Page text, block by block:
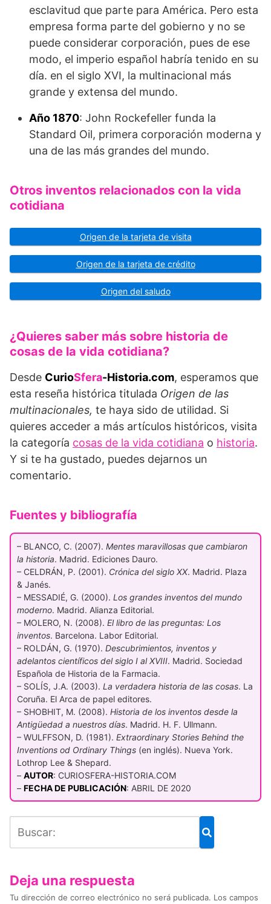
esclavitud que parte para América. Pero esta
empresa forma parte del gobierno y no se
puede considerar corporación, pues de ese
modo, el imperio español habría tenido en su
día. en el siglo XVI, la multinacional más
grande y extensa del mundo.
Año 1870: John Rockefeller funda la
Standard Oil, primera corporación moderna y
una de las más gran­des del mundo.
Otros inventos relacionados con la vida
cotidiana
Origen de la tarjeta de visita
Origen de la tarjeta de crédito
Origen del saludo
¿Quieres saber más sobre historia de
cosas de la vida cotidiana?
Desde CurioSfera-Historia.com, esperamos que
esta reseña histórica titulada Origen de las
multinacionales, te haya sido de utilidad. Si
quieres acceder a más artículos históricos, visita
la categoría cosas de la vida cotidiana o historia.
Y si te ha gustado, puedes dejarnos un
comentario.
Fuentes y bibliografía
– BLANCO, C. (2007). Mentes maravillosas que cambiaron
la historia. Madrid. Ediciones Dauro.
– CELDRÁN, P. (2001). Crónica del siglo XX. Madrid. Plaza
& Janés.
– MESSADIÉ, G. (2000). Los grandes inventos del mundo
moderno. Madrid. Alianza Editorial.
– MOLERO, N. (2008). El libro de las preguntas: Los
inventos. Barcelona. Labor Editorial.
– ROLDÁN, G. (1970). Descubrimientos, inventos y
adelantos científicos del siglo I al XVIII. Madrid. Sociedad
Española de Historia de la Farmacia.
– SOLÍS, J.A. (2003). La verdadera historia de las cosas. La
Coruña. El Arca de papel editores.
– SHOBHIT, M. (2008). Historia de los inventos desde la
Antigüedad a nuestros días. Madrid. H. F. Ullmann.
– WULFFSON, D. (1981). Extraordinary Stories Behind the
Inventions od Ordinary Things (en inglés). Nueva York.
Lothrop Lee & Shepard.
– AUTOR: CURIOSFERA-HISTORIA.COM
– FECHA DE PUBLICACIÓN: ABRIL DE 2020
Deja una respuesta
Tu dirección de correo electrónico no será publicada. Los campos